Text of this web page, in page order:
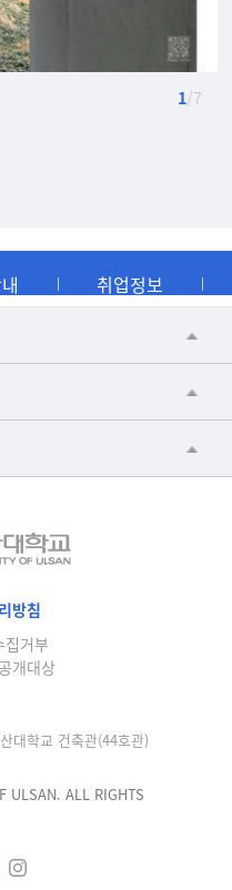
1/ 7
취업정보
연구단
방침
집거부
개대상
대학교 건축관(44호관)
ULSAN. ALL RIGHTS